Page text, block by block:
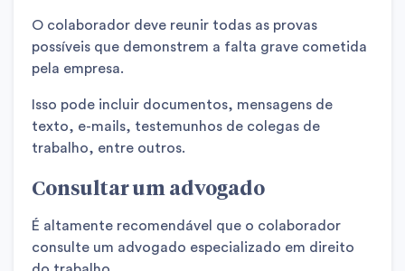
O colaborador deve reunir todas as provas
possíveis que demonstrem a falta grave cometida
pela empresa.
Isso pode incluir documentos, mensagens de
texto, e-mails, testemunhos de colegas de
trabalho, entre outros.
Consultar um advogado
É altamente recomendável que o colaborador
consulte um advogado especializado em direito